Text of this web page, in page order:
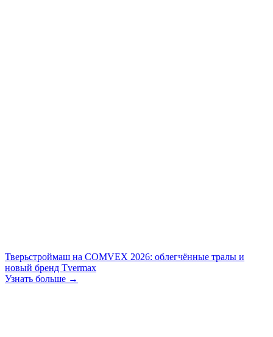
Тверьстроймаш на COMVEX 2026: облегчённые тралы и
новый бренд Tvermax
Узнать больше →